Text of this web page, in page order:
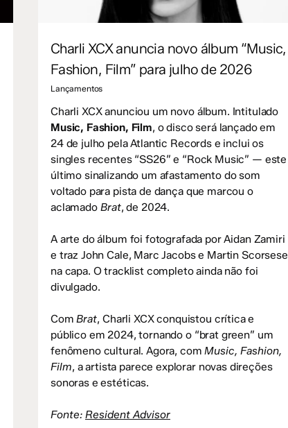
Charli XCX anuncia novo álbum “Music,
Fashion, Film” para julho de 2026
Lançamentos
Charli XCX anunciou um novo álbum. Intitulado
Music, Fashion, Film, o disco será lançado em
24 de julho pela Atlantic Records e inclui os
singles recentes “SS26” e “Rock Music” — este
último sinalizando um afastamento do som
voltado para pista de dança que marcou o
aclamado Brat, de 2024.
A arte do álbum foi fotografada por Aidan Zamiri
e traz John Cale, Marc Jacobs e Martin Scorsese
na capa. O tracklist completo ainda não foi
divulgado.
ComBrat, Charli XCX conquistou crítica e
público em 2024, tornando o “brat green” um
fenômeno cultural. Agora, comMusic, Fashion,
Film, a artista parece explorar novas direções
sonoras e estéticas.
Fonte: Resident Advisor